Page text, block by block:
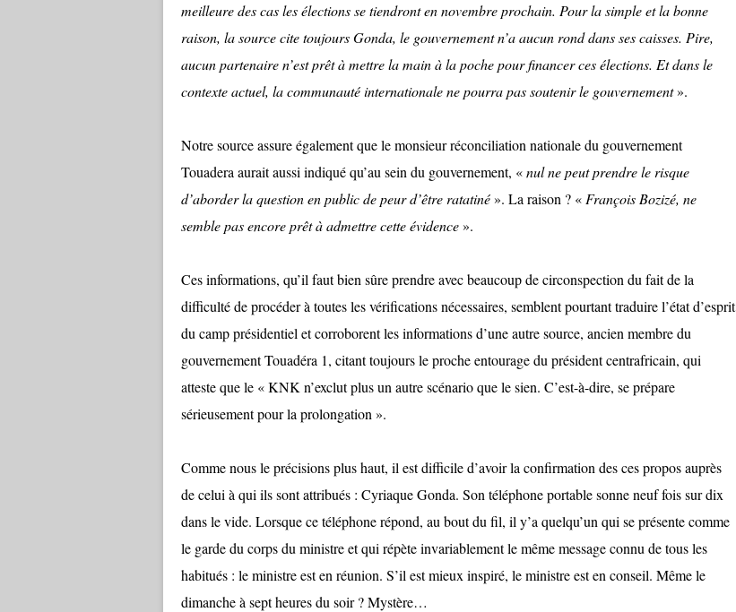
meilleure des cas les élections se tiendront en novembre prochain. Pour la simple et la bonne
raison, la source cite toujours Gonda, le gouvernement n’a aucun rond dans ses caisses. Pire,
aucun partenaire n’est prêt à mettre la main à la poche pour financer ces élections. Et dans le
contexte actuel, la communauté internationale ne pourra pas soutenir le gouvernement».
Notre source assure également que le monsieur réconciliation nationale du gouvernement
Touadera aurait aussi indiqué qu’au sein du gouvernement, «nul ne peut prendre le risque
d’aborder la question en public de peur d’être ratatiné». La raison ? « François Bozizé, ne
semble pas encore prêt à admettre cette évidence».
Ces informations, qu’il faut bien sûre prendre avec beaucoup de circonspection du fait de la
difficulté de procéder à toutes les vérifications nécessaires, semblent pourtant traduire l’état d’esprit
du camp présidentiel et corroborent les informations d’une autre source, ancien membre du
gouvernement Touadéra 1, citant toujours le proche entourage du président centrafricain, qui
atteste que le « KNK n’exclut plus un autre scénario que le sien. C’est-à-dire, se prépare
sérieusement pour la prolongation ».
Comme nous le précisions plus haut, il est difficile d’avoir la confirmation des ces propos auprès
de celui à qui ils sont attribués : Cyriaque Gonda. Son téléphone portable sonne neuf fois sur dix
dans le vide. Lorsque ce téléphone répond, au bout du fil, il y’a quelqu’un qui se présente comme
le garde du corps du ministre et qui répète invariablement le même message connu de tous les
habitués : le ministre est en réunion. S’il est mieux inspiré, le ministre est en conseil. Même le
dimanche à sept heures du soir ? Mystère…